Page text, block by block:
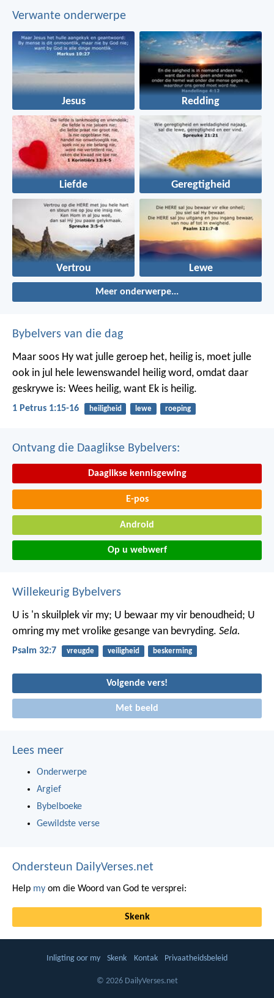
Verwante onderwerpe
Jesus Redding
Liefde Geregtigheid
Vertrou Lewe
Meer onderwerpe...
Bybelvers van die dag
Maar soos Hy wat julle geroep het, heilig is, moet julle
ook in jul hele lewenswandel heilig word, omdat daar
geskrywe is: Wees heilig, want Ek is heilig.
1 Petrus 1:15-16 heiligheid lewe roeping
Ontvang die Daaglikse Bybelvers:
Daaglikse kennisgewing
E-pos
Android
Op u webwerf
Willekeurig Bybelvers
U is 'n skuilplek vir my; U bewaar my vir benoudheid; U
omring my met vrolike gesange van bevryding. Sela.
Psalm 32:7 vreugde veiligheid beskerming
Volgende vers!
Met beeld
Lees meer
Onderwerpe
Argief
Bybelboeke
Gewildste verse
Ondersteun DailyVerses.net
Help my om die Woord van God te versprei:
Skenk
Inligting oor my Skenk Kontak Privaatheidsbeleid
© 2026 DailyVerses.net